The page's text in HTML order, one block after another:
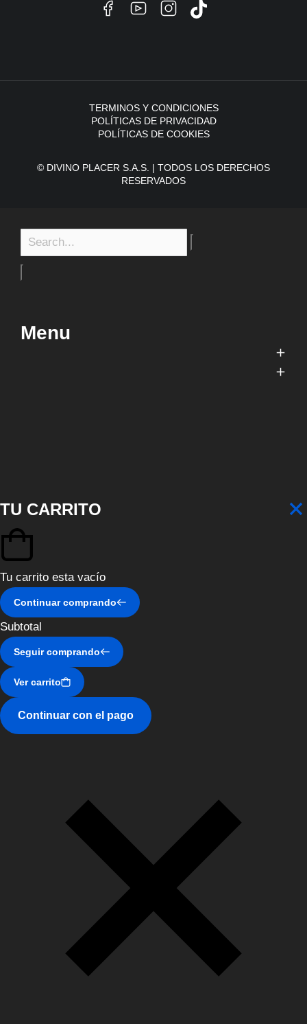
© DIVINO PLACER S.A.S. | TODOS LOS DERECHOS
RESERVADOS
TERMINOS Y CONDICIONES
POLÍTICAS DE PRIVACIDAD
POLÍTICAS DE COOKIES
Menu
TU CARRITO
Tu carrito esta vacío
Continuar comprando
Subtotal
Seguir comprando
Ver carrito
Continuar con el pago